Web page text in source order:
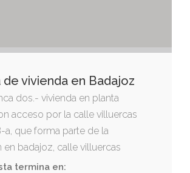
de vivienda en Badajoz
dos.- vivienda en planta
acceso por la calle villuercas
a, que forma parte de la
en badajoz, calle villuercas
y 18-a.
termina en: